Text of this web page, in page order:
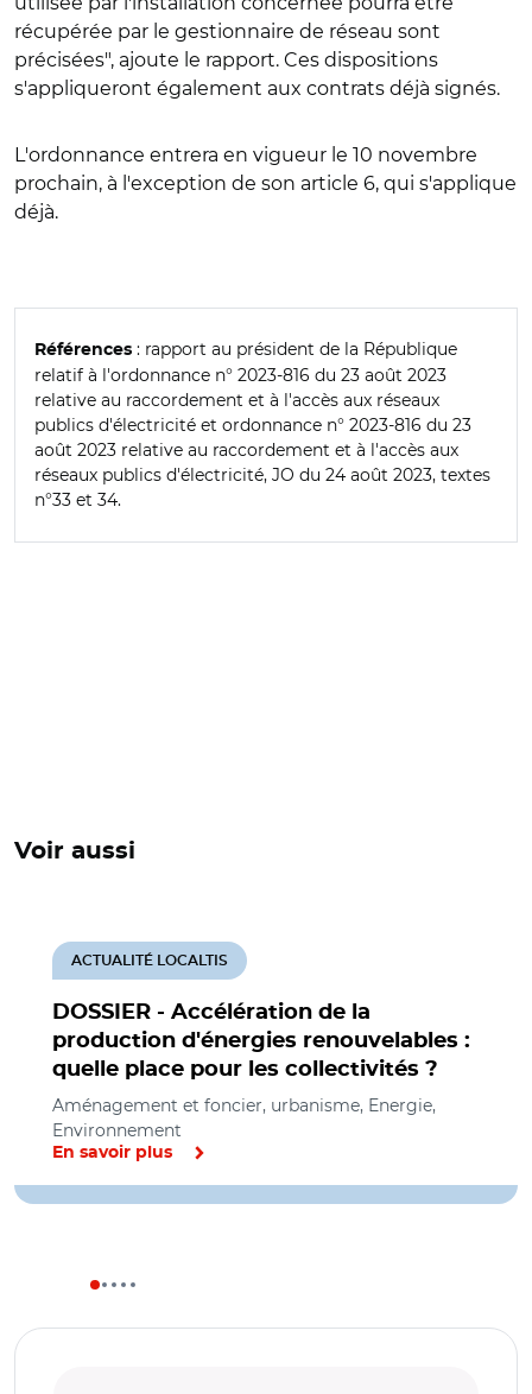
récupérée par le gestionnaire de réseau sont
précisées", ajoute le rapport. Ces dispositions
s'appliqueront également aux contrats déjà signés.
L'ordonnance entrera en vigueur le 10 novembre
prochain, à l'exception de son article 6, qui s'applique
déjà.
Références : rapport au président de la République
relatif à l'ordonnance n° 2023-816 du 23 août 2023
relative au raccordement et à l'accès aux réseaux
publics d'électricité et ordonnance n° 2023-816 du 23
août 2023 relative au raccordement et à l'accès aux
réseaux publics d'électricité, JO du 24 août 2023, textes
n°33 et 34.
Voir aussi
DOSSIER - Accélération de la
production d'énergies renouvelables :
quelle place pour les collectivités ?
ACTUALITÉ LOCALTIS
Aménagement et foncier, urbanisme, Energie,
Environnement
En savoir plus